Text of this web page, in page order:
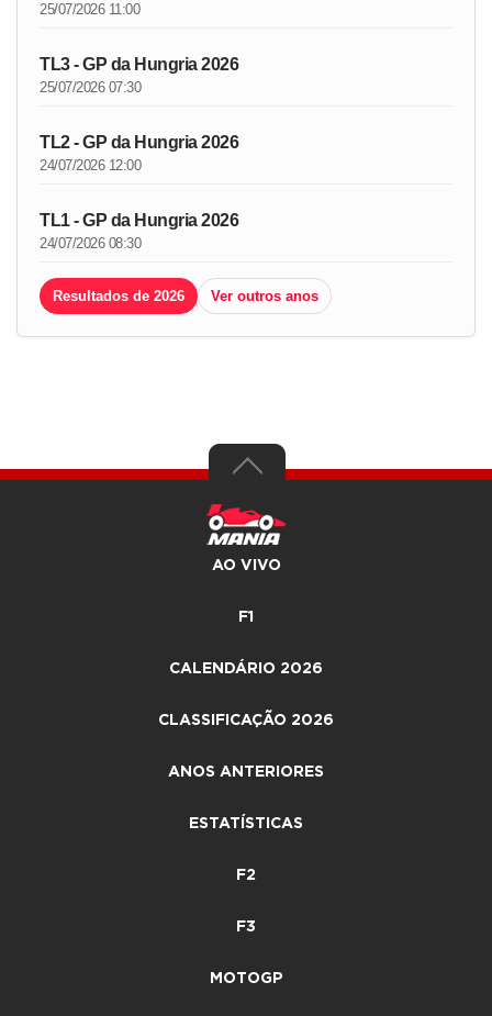
25/07/2026 11:00
TL3 - GP da Hungria 2026
25/07/2026 07:30
TL2 - GP da Hungria 2026
24/07/2026 12:00
TL1 - GP da Hungria 2026
24/07/2026 08:30
Resultados de 2026 Ver outros anos
AO VIVO
F1
CALENDÁRIO 2026
CLASSIFICAÇÃO 2026
ANOS ANTERIORES
ESTATÍSTICAS
F2
F3
MOTOGP